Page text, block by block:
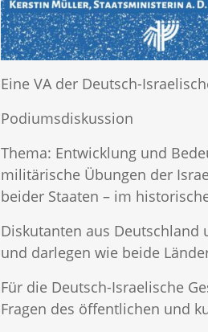
Eine VA der Deutsch-
Podiumsdiskussion
Thema: Entwicklung und
militärische Übungen der
beider Staaten – im
Diskutanten aus
und darlegen wie beide
Für die Deutsch-Israelische
Fragen des öffentlichen und